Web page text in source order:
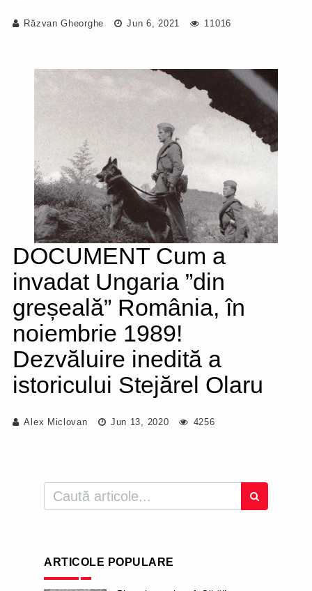
Răzvan Gheorghe Jun 6, 2021 11016
DOCUMENT Cum a
invadat Ungaria ”din
greșeală” România, în
noiembrie 1989!
Dezvăluire inedită a
istoricului Stejărel Olaru
Alex Miclovan Jun 13, 2020 4256
ARTICOLE POPULARE